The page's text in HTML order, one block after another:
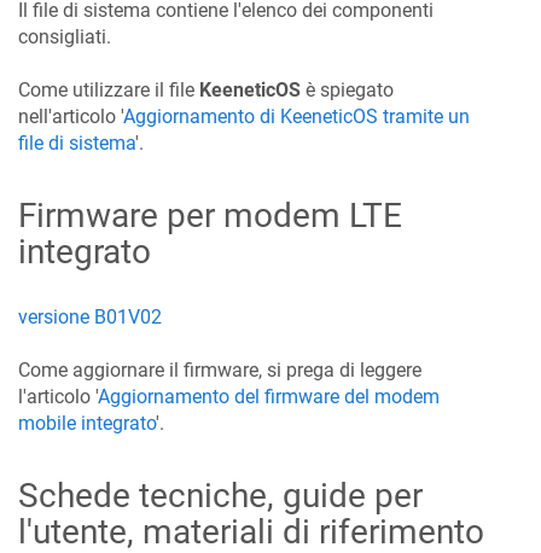
Il file di sistema contiene l'elenco dei componenti
consigliati.
Come utilizzare il file KeeneticOS è spiegato
nell'articolo 'Aggiornamento di KeeneticOS tramite un
file di sistema'.
Firmware per modem LTE
integrato
versione B01V02
Come aggiornare il firmware, si prega di leggere
l'articolo 'Aggiornamento del firmware del modem
mobile integrato'.
Schede tecniche, guide per
l'utente, materiali di riferimento